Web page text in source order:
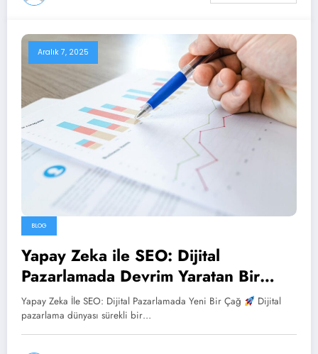
Aralık 7, 2025
BLOG
Yapay Zeka ile SEO: Dijital
Pazarlamada Devrim Yaratan Bir
Dönüşüm
Yapay Zeka İle SEO: Dijital Pazarlamada Yeni Bir Çağ
Dijital
pazarlama dünyası sürekli bir…